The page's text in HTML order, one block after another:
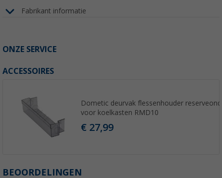
Fabrikant informatie
ONZE SERVICE
ACCESSOIRES
Dometic deurvak flessenhouder
voor koelkasten RMD10
€ 27,99
BEOORDELINGEN